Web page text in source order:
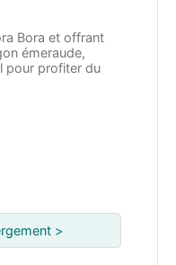
Bora et offrant
émeraude,
pour profiter du
>